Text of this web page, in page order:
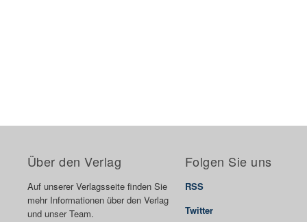
Über den Verlag
Auf unserer Verlagsseite finden Sie
mehr Informationen über den Verlag
und unser Team.
Folgen Sie uns
RSS
Twitter